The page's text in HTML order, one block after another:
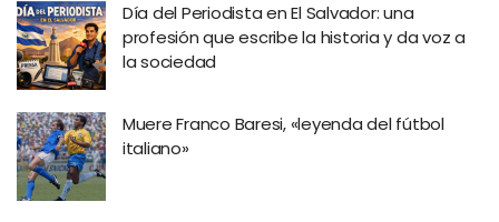
Día del Periodista en El Salvador: una
profesión que escribe la historia y da voz a
la sociedad
Muere Franco Baresi, «leyenda del fútbol
italiano»